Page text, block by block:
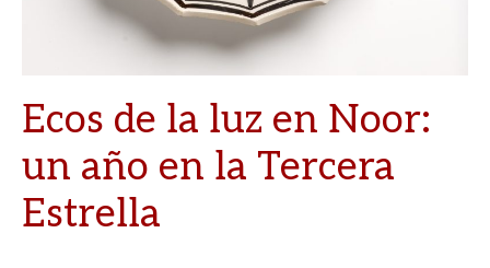
Ecos de la luz en Noor:
un año en la Tercera
Estrella